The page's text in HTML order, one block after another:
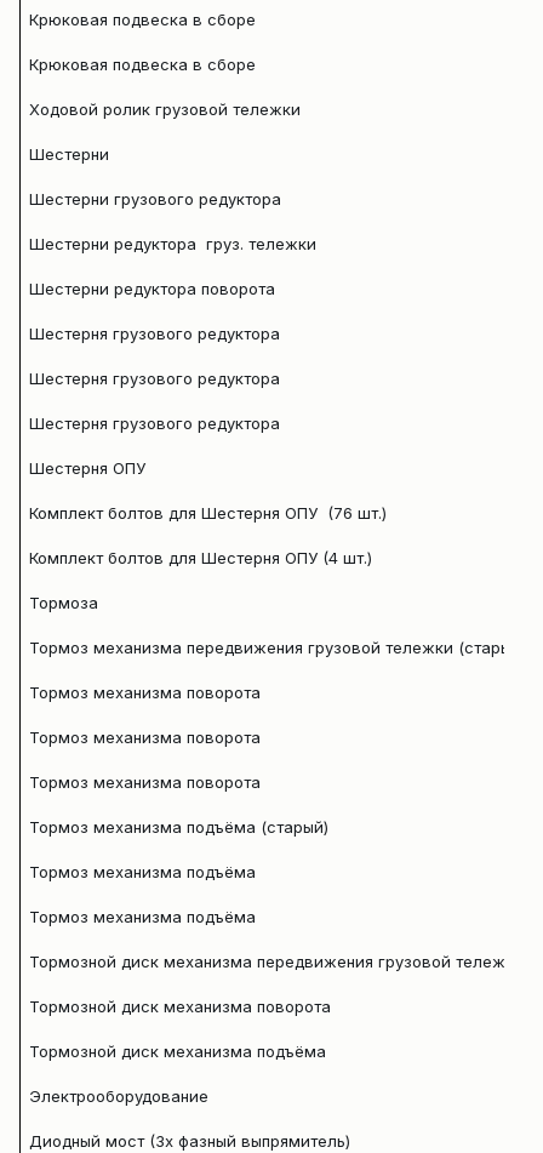
Крюковая подвеска в сборе
Крюковая подвеска в сборе
Ходовой ролик грузовой тележки
Шестерни
Шестерни грузового редуктора
Шестерни редуктора груз. тележки
Шестерни редуктора поворота
Шестерня грузового редуктора
Шестерня грузового редуктора
Шестерня грузового редуктора
Шестерня ОПУ
Комплект болтов для Шестерня ОПУ (76 шт.)
Комплект болтов для Шестерня ОПУ (4 шт.)
Тормоза
Тормоз механизма передвижения грузовой тележки (старый)
Тормоз механизма поворота
Тормоз механизма поворота
Тормоз механизма поворота
Тормоз механизма подъёма (старый)
Тормоз механизма подъёма
Тормоз механизма подъёма
Тормозной диск механизма передвижения грузовой тележки
Тормозной диск механизма поворота
Тормозной диск механизма подъёма
Электрооборудование
Диодный мост (3х фазный выпрямитель)